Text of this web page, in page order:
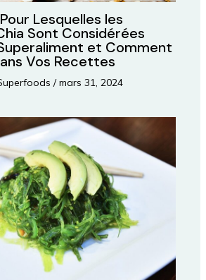
Lesquelles les
Sont Considérées
et Comment
Vos Recettes
/mars 31, 2024